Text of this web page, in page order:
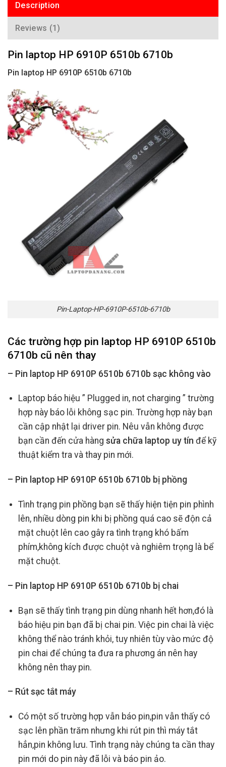
Description
Reviews (1)
Pin laptop HP 6910P 6510b 6710b
Pin laptop HP 6910P 6510b 6710b
Pin-Laptop-HP-6910P-6510b-6710b
Các trường hợp pin laptop HP 6910P 6510b
6710b cũ nên thay
– Pin laptop HP 6910P 6510b 6710b sạc không vào
Laptop báo hiệu ” Plugged in, not charging ” trường
hợp này báo lỗi không sạc pin. Trường hợp này bạn
cần cập nhật lại driver pin. Nêu vẫn không được
bạn cần đến cửa hàng sửa chữa laptop uy tín để kỹ
thuật kiểm tra và thay pin mới.
– Pin laptop HP 6910P 6510b 6710b bị phồng
Tình trạng pin phồng bạn sẽ thấy hiện tiện pin phình
lên, nhiều dòng pin khi bị phồng quá cao sẽ độn cả
mặt chuột lên cao gây ra tình trạng khó bấm
phím,không kích được chuột và nghiêm trọng là bể
mặt chuột.
– Pin laptop HP 6910P 6510b 6710b bị chai
Bạn sẽ thấy tình trạng pin dùng nhanh hết hơn,đó là
báo hiệu pin bạn đã bị chai pin. Việc pin chai là việc
không thể nào tránh khỏi, tuy nhiên tùy vào mức độ
pin chai để chúng ta đưa ra phương án nên hay
không nên thay pin.
– Rút sạc tắt máy
Có một số trường hợp vẫn báo pin,pin vẫn thấy có
sạc lên phần trăm nhưng khi rút pin thì máy tắt
hẳn,pin không lưu. Tình trạng này chúng ta cần thay
pin mới do pin này đã lỗi và báo pin ảo.